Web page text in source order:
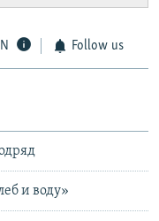
Follow us
и воду»